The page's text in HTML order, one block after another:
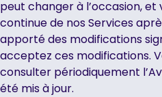
peut changer à l’occasion,
continue de nos Services
apporté des modifications
acceptez ces modifications.
consulter périodiquement
été mis à jour.